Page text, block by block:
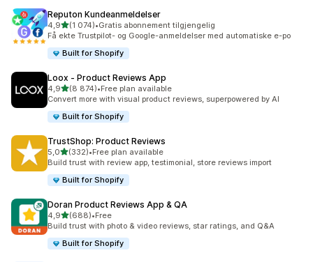
Reputon Kundeanmeldelser
4,9av 5 stjerner
(1 074)
Totalt 1074 omtaler
•Gratis abonnement tilgjengelig
Få ekte Trustpilot- og Google-anmeldelser med automatiske e-po
Built for Shopify
Loox ‑ Product Reviews App
4,9av 5 stjerner
(8 874)
Totalt 8874 omtaler
•Free plan available
Convert more with visual product reviews, superpowered by AI
Built for Shopify
TrustShop: Product Reviews
5,0av 5 stjerner
(332)
Totalt 332 omtaler
•Free plan available
Build trust with review app, testimonial, store reviews import
Built for Shopify
Doran Product Reviews App & QA
4,9av 5 stjerner
(688)
Totalt 688 omtaler
•Free
Build trust with photo & video reviews, star ratings, and Q&A
Built for Shopify